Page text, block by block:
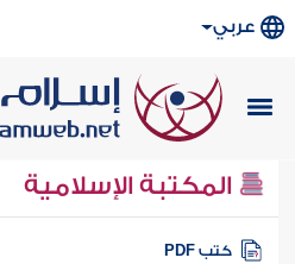
عربي
المكتبة الإسلامية